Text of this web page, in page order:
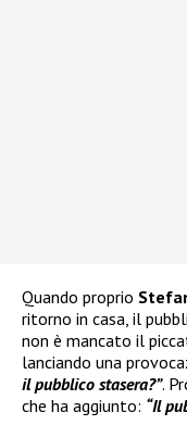
Quando proprio
ritorno in casa, il
non è mancato il
lanciando una
il pubblico stasera?”.
che ha aggiunto: “Il